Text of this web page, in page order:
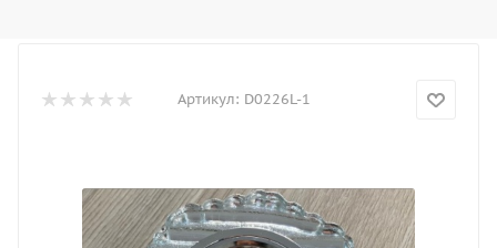
Артикул: D0226L-1